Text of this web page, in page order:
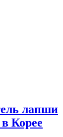
лапши
Корее